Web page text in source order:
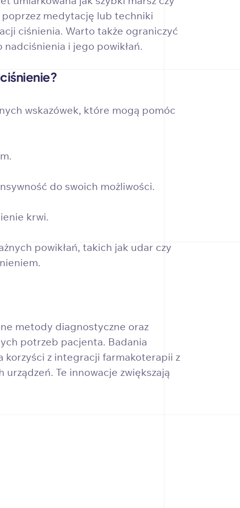
poprzez medytację lub techniki
ciśnienia. Warto także ograniczyć
i jego powikłań.
wskazówek, które mogą pomóc
do swoich możliwości.
krwi.
powikłań, takich jak udar czy
metody diagnostyczne oraz
potrzeb pacjenta. Badania
korzyści z integracji farmakoterapii z
Te innowacje zwiększają